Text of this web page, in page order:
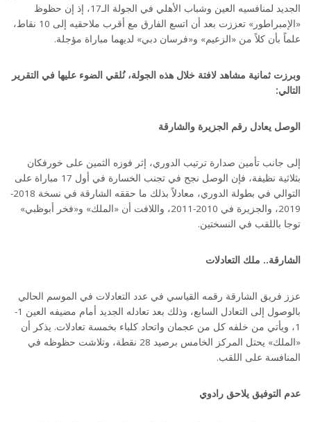
الجديد لمنافسيه العين وشباب الأهلي في الجولة الـ17، إذ إن حظوظ
«الإمبراطور» تعززت بعد أن اتسع الفارق مع أقرب ملاحقيه إلى 10 نقاط،
علماً بأن كلاً من «الزعيم» و«فرسان دبي» لديهما مباراة مؤجلة.
وبرزت ثمانية مشاهد لافتة خلال هذه الجولة، نُلقي الضوء عليها في التقرير
التالي:
الوصل يعادل رقم الجزيرة والشارقة
إلى جانب تأمين صدارة ترتيب الدوري، إثر فوزه الثمين على خورفكان
بثلاثية نظيفة، فإن الوصل نجح في تجنب الخسارة في أول 17 مباراة على
التوالي في بطولة الدوري، معادلاً بذلك ما حققه الشارقة في نسخة 2018-
2019، والجزيرة في 2010-2011، واللافت أن «الملك» و«فخر أبوظبي»
توجا باللقب في النسختين.
الشارقة.. ملك التعادلات
عزز فريق الشارقة رقمه القياسي في عدد التعادلات في الموسم الحالي
بالوصول إلى التعادل السابع، وذلك بعد تعادله الجديد أمام مضيفه العين 1-
1، ويأتي من خلفه كل من عجمان واتحاد كلباء بخمسة تعادلات. يذكر أن
«الملك» يحتل المركز الخامس برصيد 28 نقطة، وتلاشت حظوظه في
المنافسة على اللقب.
عدم التوفيق يلاحق رادوي